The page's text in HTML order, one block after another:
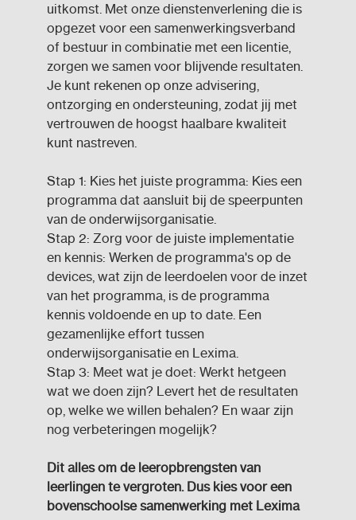
uitkomst. Met onze dienstenverlening die is
opgezet voor een samenwerkingsverband
of bestuur in combinatie met een licentie,
zorgen we samen voor blijvende resultaten.
Je kunt rekenen op onze advisering,
ontzorging en ondersteuning, zodat jij met
vertrouwen de hoogst haalbare kwaliteit
kunt nastreven.
Stap 1: Kies het juiste programma: Kies een
programma dat aansluit bij de speerpunten
van de onderwijsorganisatie.
Stap 2: Zorg voor de juiste implementatie
en kennis: Werken de programma's op de
devices, wat zijn de leerdoelen voor de inzet
van het programma, is de programma
kennis voldoende en up to date. Een
gezamenlijke effort tussen
onderwijsorganisatie en Lexima.
Stap 3: Meet wat je doet: Werkt hetgeen
wat we doen zijn? Levert het de resultaten
op, welke we willen behalen? En waar zijn
nog verbeteringen mogelijk?
Dit alles om de leeropbrengsten van
leerlingen te vergroten. Dus kies voor een
bovenschoolse samenwerking met Lexima